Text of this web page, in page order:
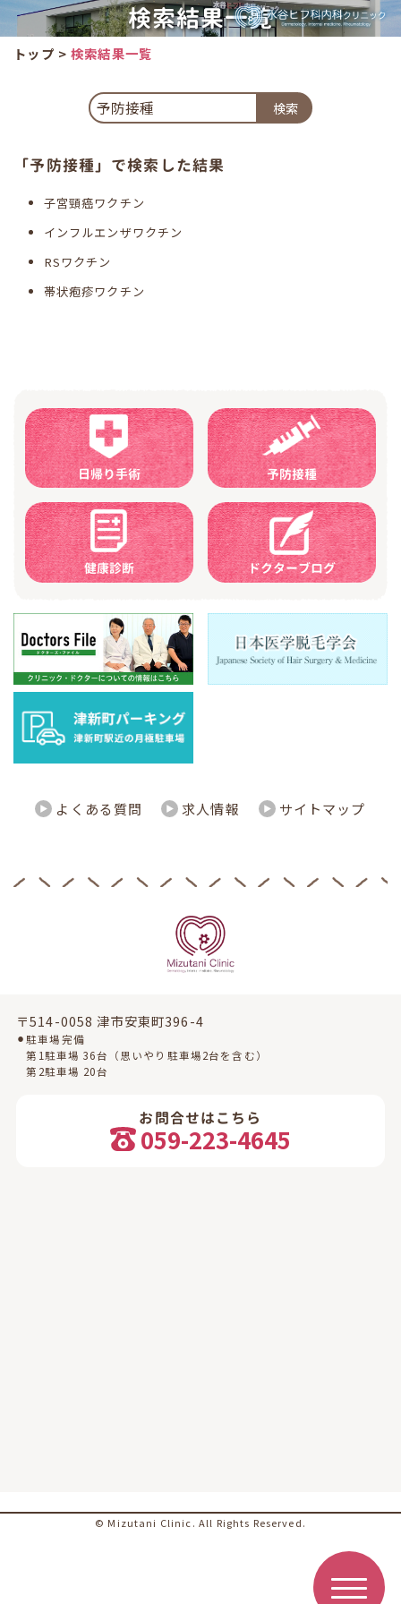
検索結果一覧
トップ >検索結果一覧
「予防接種」で検索した結果
子宮頸癌ワクチン
インフルエンザワクチン
RSワクチン
帯状疱疹ワクチン
日帰り手術 予防接種
健康診断 ドクターブログ
よくある質問 求人情報 サイトマップ
〒514-0058 津市安東町396-4
⚫︎駐車場完備
第1駐車場 36台（思いやり駐車場2台を含む）
第2駐車場 20台
お問合せはこちら
059-223-4645
© Mizutani Clinic. All Rights Reserved.